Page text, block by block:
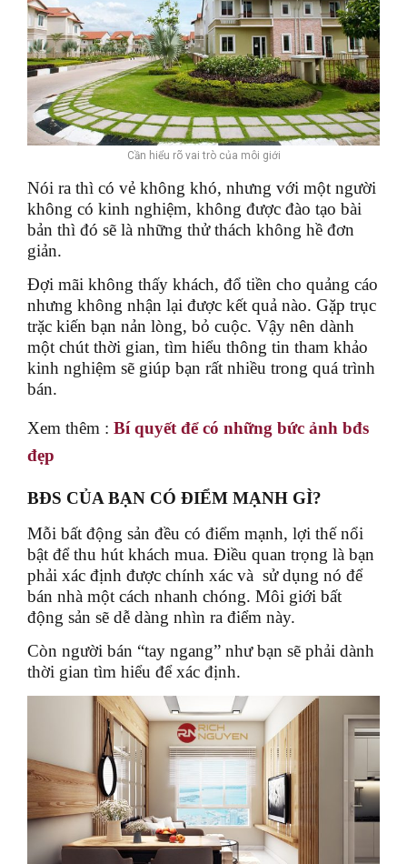
Cần hiểu rõ vai trò của môi giới
Nói ra thì có vẻ không khó, nhưng với một người
không có kinh nghiệm, không được đào tạo bài
bản thì đó sẽ là những thử thách không hề đơn
giản.
Đợi mãi không thấy khách, đổ tiền cho quảng cáo
nhưng không nhận lại được kết quả nào. Gặp trục
trặc kiến bạn nản lòng, bỏ cuộc. Vậy nên dành
một chút thời gian, tìm hiểu thông tin tham khảo
kinh nghiệm sẽ giúp bạn rất nhiều trong quá trình
bán.
Xem thêm : Bí quyết để có những bức ảnh bđs
đẹp
BĐS CỦA BẠN CÓ ĐIỂM MẠNH GÌ?
Mỗi bất động sản đều có điểm mạnh, lợi thế nổi
bật để thu hút khách mua. Điều quan trọng là bạn
phải xác định được chính xác và sử dụng nó để
bán nhà một cách nhanh chóng. Môi giới bất
động sản sẽ dễ dàng nhìn ra điểm này.
Còn người bán “tay ngang” như bạn sẽ phải dành
thời gian tìm hiểu để xác định.